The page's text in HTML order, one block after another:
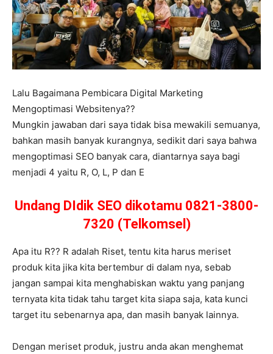
Lalu Bagaimana Pembicara Digital Marketing
Mengoptimasi Websitenya??
Mungkin jawaban dari saya tidak bisa mewakili semuanya,
bahkan masih banyak kurangnya, sedikit dari saya bahwa
mengoptimasi SEO banyak cara, diantarnya saya bagi
menjadi 4 yaitu R, O, L, P dan E
Undang DIdik SEO dikotamu 0821-3800-
7320 (Telkomsel)
Apa itu R?? R adalah Riset, tentu kita harus meriset
produk kita jika kita bertembur di dalam nya, sebab
jangan sampai kita menghabiskan waktu yang panjang
ternyata kita tidak tahu target kita siapa saja, kata kunci
target itu sebenarnya apa, dan masih banyak lainnya.
Dengan meriset produk, justru anda akan menghemat